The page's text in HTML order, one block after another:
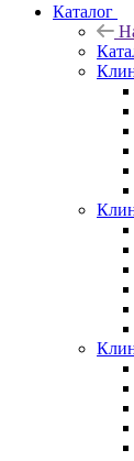
Каталог